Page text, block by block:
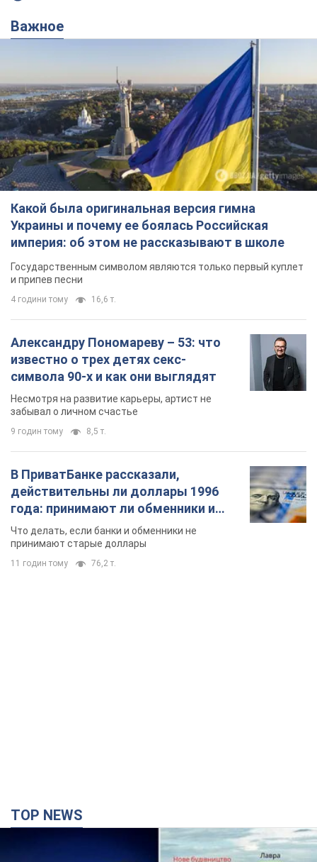
Важное
Какой была оригинальная версия гимна
Украины и почему ее боялась Российская
империя: об этом не рассказывают в школе
Государственным символом являются только первый куплет
и припев песни
4 години тому 16,6 т.
Александру Пономареву – 53: что
известно о трех детях секс-
символа 90-х и как они выглядят
Несмотря на развитие карьеры, артист не
забывал о личном счастье
9 годин тому 8,5 т.
В ПриватБанке рассказали,
действительны ли доллары 1996
года: принимают ли обменники и
банки такие купюры
Что делать, если банки и обменники не
принимают старые доллары
11 годин тому 76,2 т.
TOP NEWS